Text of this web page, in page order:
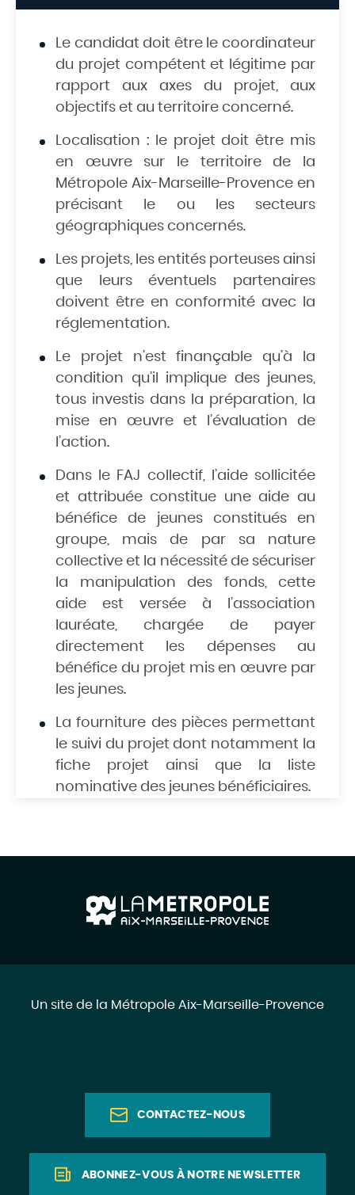
Le candidat doit être le coordinateur
du projet compétent et légitime par
rapport aux axes du projet, aux
objectifs et au territoire concerné.
Localisation : le projet doit être mis
en œuvre sur le territoire de la
Métropole Aix-Marseille-Provence en
précisant le ou les secteurs
géographiques concernés.
Les projets, les entités porteuses ainsi
que leurs éventuels partenaires
doivent être en conformité avec la
réglementation.
Le projet n’est finançable qu’à la
condition qu’il implique des jeunes,
tous investis dans la préparation, la
mise en œuvre et l’évaluation de
l’action.
Dans le FAJ collectif, l’aide sollicitée
et attribuée constitue une aide au
bénéfice de jeunes constitués en
groupe, mais de par sa nature
collective et la nécessité de sécuriser
la manipulation des fonds, cette
aide est versée à l’association
lauréate, chargée de payer
directement les dépenses au
bénéfice du projet mis en œuvre par
les jeunes.
La fourniture des pièces permettant
le suivi du projet dont notamment la
fiche projet ainsi que la liste
nominative des jeunes bénéficiaires.
Un site de la Métropole Aix-Marseille-Provence
CONTACTEZ-NOUS
ABONNEZ-VOUS À NOTRE NEWSLETTER